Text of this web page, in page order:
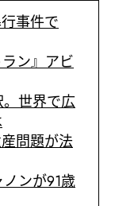
事件で
ン』アビ
世界で広
問題が法
ンが91歳